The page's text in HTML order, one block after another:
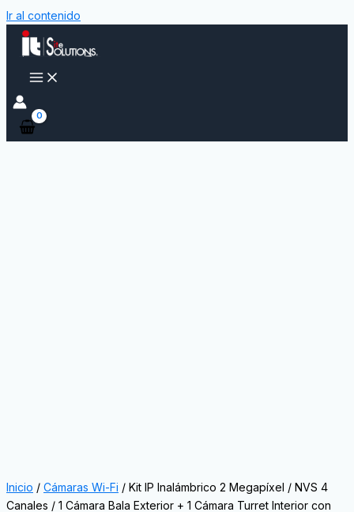
Ir al contenido
Inicio / Cámaras Wi-Fi / Kit IP Inalámbrico 2 Megapíxel / NVS 4
Canales / 1 Cámara Bala Exterior + 1 Cámara Turret Interior con